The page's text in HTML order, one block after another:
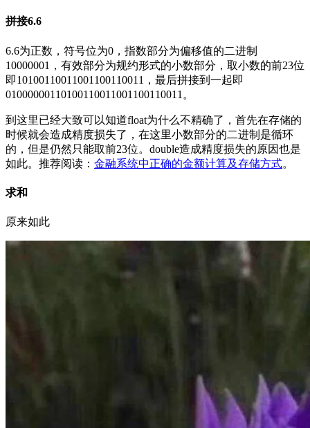
拼接6.6
6.6为正数，符号位为0，指数部分为偏移值的二进制
10000001，有效部分为规约形式的小数部分，取小数的前23位
即10100110011001100110011，最后拼接到一起即
01000000110100110011001100110011。
到这里已经大致可以知道float为什么不精确了，首先在存储的
时候就会造成精度损失了，在这里小数部分的二进制是循环
的，但是仍然只能取前23位。double造成精度损失的原因也是
如此。推荐阅读： 金融系统中正确的金额计算及存储方式。
求和
原来如此